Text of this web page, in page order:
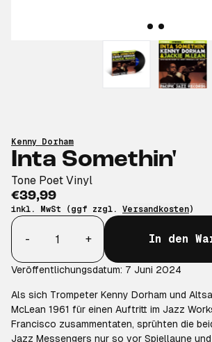
Kenny Dorham
Inta Somethin'
Tone Poet Vinyl
€39,99
inkl. MwSt (ggf zzgl. Versandkosten)
Anzahl
-
+ In den
Veröffentlichungsdatum: 7 Juni 2024
Als sich Trompeter Kenny Dorham und
McLean 1961 für einen Auftritt im Jazz
Francisco zusammentaten, sprühten die
Jazz Messengers nur so vor Spiellaune und